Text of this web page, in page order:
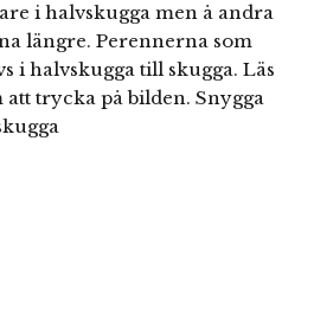
i halvskugga men å andra
längre. Perennerna som
i halvskugga till skugga. Läs
trycka på bilden. Snygga